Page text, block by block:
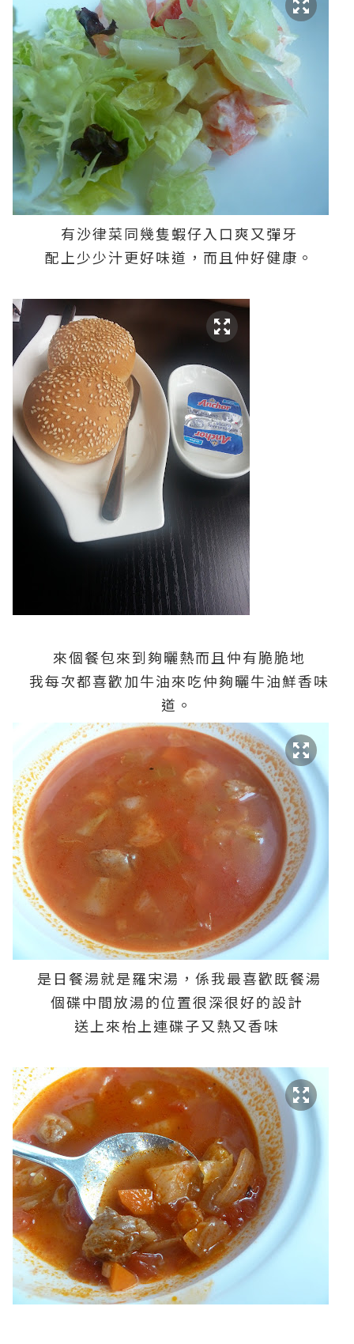
有沙律菜同幾隻蝦仔入口爽又彈牙
配上少少汁更好味道，而且仲好健康。
來個餐包來到夠曬熱而且仲有脆脆地
我每次都喜歡加牛油來吃仲夠曬牛油鮮香味
道。
是日餐湯就是羅宋湯，係我最喜歡既餐湯
個碟中間放湯的位置很深很好的設計
送上來枱上連碟子又熱又香味